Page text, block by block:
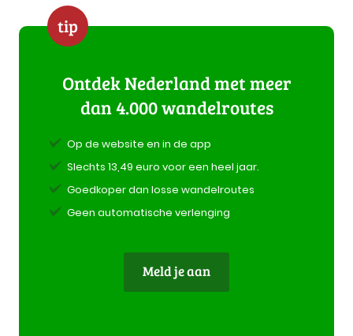
tip
Ontdek Nederland met meer
dan 4.000 wandelroutes
Op de website en in de app
Slechts 13,49 euro voor een heel jaar.
Goedkoper dan losse wandelroutes
Geen automatische verlenging
Meld je aan